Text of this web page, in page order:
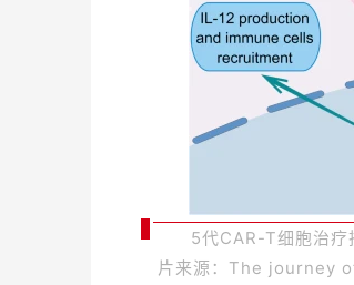
5代CAR-T细胞治
片来源：The journey